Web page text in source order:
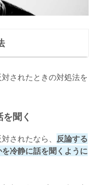
されたときの対処法を
聞く
されたなら、 反論する
冷静に話を聞くように